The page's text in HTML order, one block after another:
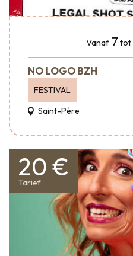
Vanaf 7 tot
NO LOGO BZH
FESTIVAL
Saint-Père
20 €
Tarief